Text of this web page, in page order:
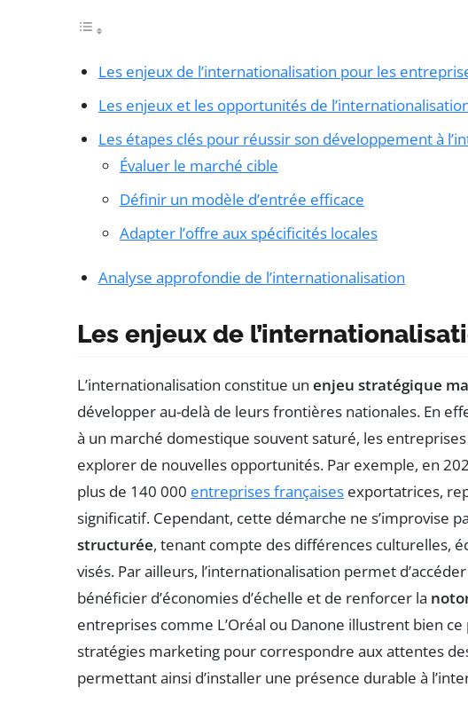
Les enjeux de l’internationalisation pour les
Les enjeux et les opportunités de
Les étapes clés pour réussir son développement à
Évaluer le marché cible
Définir un modèle d’entrée efficace
Adapter l’offre aux spécificités locales
Analyse approfondie de l’internationalisation
Les enjeux de
L’internationalisation constitue un enjeu stratégique
développer au-delà de leurs frontières nationales. En
à un marché domestique souvent saturé, les
explorer de nouvelles opportunités. Par exemple, en
plus de 140 000 entreprises françaises exportatrices,
significatif. Cependant, cette démarche ne s’improvise
structurée, tenant compte des différences culturelles,
visés. Par ailleurs, l’internationalisation permet
bénéficier d’économies d’échelle et de renforcer la
entreprises comme L’Oréal ou Danone illustrent bien
stratégies marketing pour correspondre aux attentes
permettant ainsi d’installer une présence durable à